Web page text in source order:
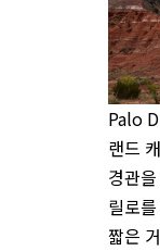
Palo
랜드
경관
릴로
짧은